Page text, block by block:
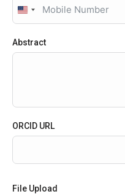
United
States
+1
Abstract
ORCID URL
File Upload